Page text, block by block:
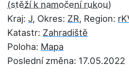
Kraj: J, Okres: ZR, Region:
Katastr: Zahradiště
Poloha: Mapa
Poslední změna: 17.05.2022